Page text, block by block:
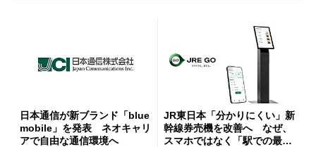
日本通信が新ブランド「blue
mobile」を発表 ネオキャリ
アで自由な通信環境へ
JR東日本「分かりにくい」新
幹線券売機を改善へ なぜ、
スマホではなく「駅での最短